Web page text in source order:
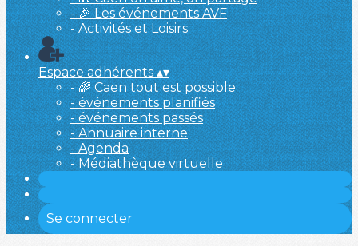
- 🎉 Les événements AVF
- Activités et Loisirs
Espace adhérents▴▾
- 🌈 Caen tout est possible
- événements planifiés
- événements passés
- Annuaire interne
- Agenda
- Médiathèque virtuelle
Se connecter